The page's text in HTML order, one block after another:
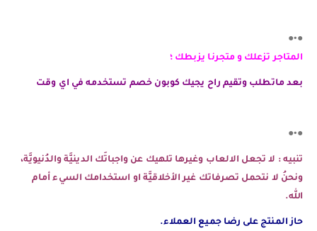
●•●
المتاجر تزعلك و متجرنا يزبطك ؛
بعد ماتطلب وتقيم راح يجيك كوبون خصم تستخدمه في اي وقت
●•●
تنبيه : لا تجعل الالعاب وغيرها تلهيك عن واجباتَك الدينيَّة والدُنيويَّة،
ونحنُ لا نتحمل تصرفاتك غير الأخلاقيَّة او استخدامك السيء أمام
الله.
حاز المنتج على رضا جميع العملاء.